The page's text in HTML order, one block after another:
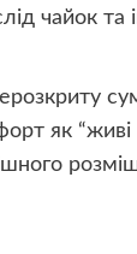
чайок та
як “живі